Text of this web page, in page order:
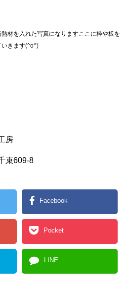
材を入れた写真になりますここに枠や板を
いきます(^o^)
房
束609-8
Facebook
Pocket
LINE